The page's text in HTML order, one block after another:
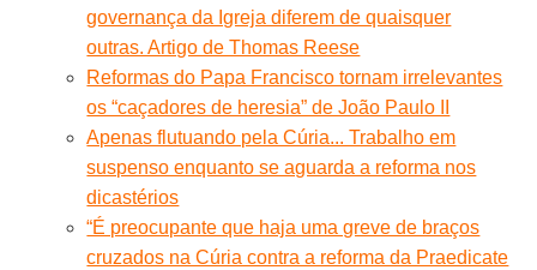
governança da Igreja diferem de quaisquer
outras. Artigo de Thomas Reese
Reformas do Papa Francisco tornam irrelevantes
os “caçadores de heresia” de João Paulo II
Apenas flutuando pela Cúria... Trabalho em
suspenso enquanto se aguarda a reforma nos
dicastérios
“É preocupante que haja uma greve de braços
cruzados na Cúria contra a reforma da Praedicate